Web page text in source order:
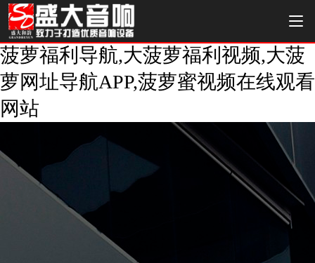
菠萝福利导航,大菠萝福利视频,大菠
萝网址导航APP,菠萝蜜视频在线观看
网站